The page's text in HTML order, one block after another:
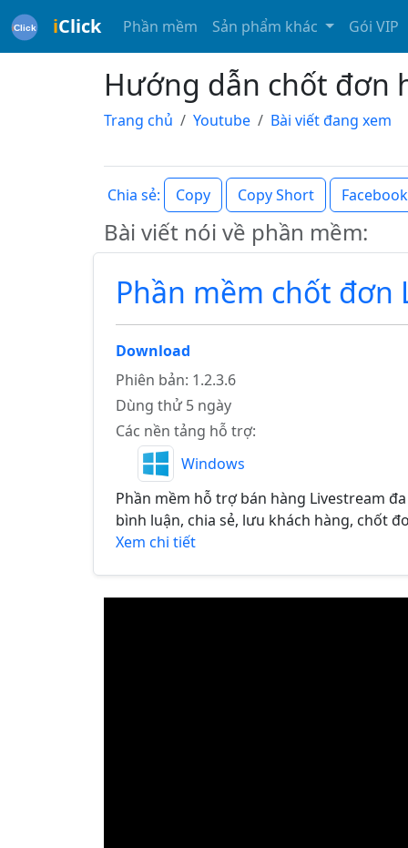
iClick Phần mềm Sản phẩm khác Gói VIP
Hướng dẫn chốt đơn
Trang chủ Youtube Bài viết đang xem
Chia sẻ: Copy Copy Short Facebook
Bài viết nói về phần mềm:
Phần mềm chốt đơn
Download
Phiên bản: 1.2.3.6
Dùng thử 5 ngày
Các nền tảng hỗ trợ:
Windows
Phần mềm hỗ trợ bán hàng Livestream
bình luận, chia sẻ, lưu khách hàng, chốt
Xem chi tiết